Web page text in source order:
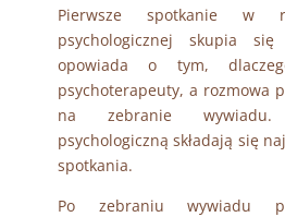
Pierwsze spotkanie w
psychologicznej skupia
opowiada o tym,
psychoterapeuty, a rozmowa
na zebranie
psychologiczną składają się
spotkania.
Po zebraniu wywiadu